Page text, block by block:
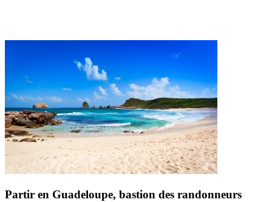
Partir en Guadeloupe, bastion des randonneurs